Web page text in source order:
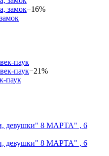
−16%
−21%
паук